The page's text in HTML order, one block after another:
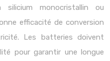
silicium monocristallin ou
efficacité de conversion
Les batteries doivent
pour garantir une longue